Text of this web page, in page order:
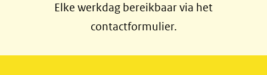
b
e
Elke werkdag bereikbaar via het
contactformulier.